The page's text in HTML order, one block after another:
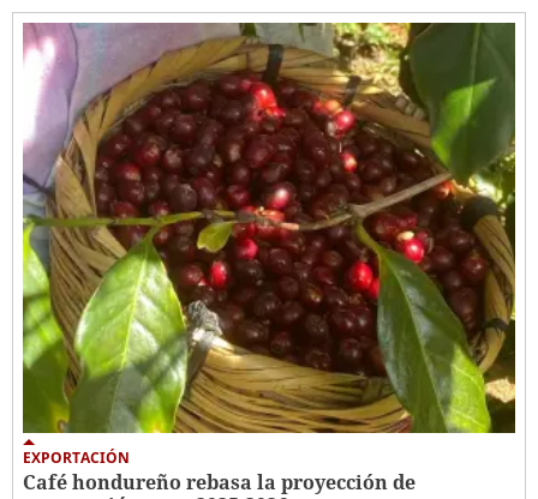
EXPORTACIÓN
Café hondureño rebasa la proyección de